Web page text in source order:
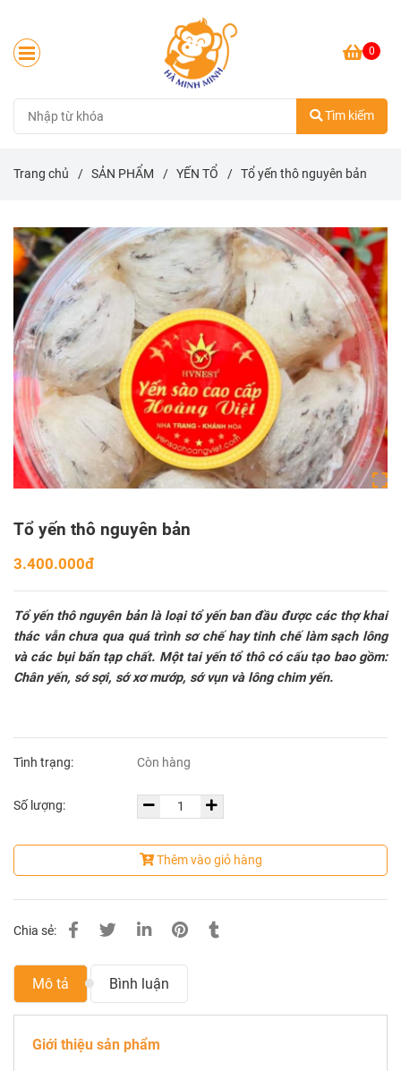
0
Tìm kiếm
Trang chủ / SẢN PHẨM / YẾN TỔ / Tổ yến thô nguyên bản
Tổ yến thô nguyên bản
3.400.000đ
Tổ yến thô nguyên bản là loại tổ yến ban đầu được các thợ khai
thác vẫn chưa qua quá trình sơ chế hay tinh chế làm sạch lông
và các bụi bẩn tạp chất. Một tai yến tổ thô có cấu tạo bao gồm:
Chân yến, sớ sợi, sớ xơ mướp, sớ vụn và lông chim yến.
Tình trạng: Còn hàng
Số lượng:
Thêm vào giỏ hàng
Chia sẻ:
Mô tả Bình luận
Giới thiệu sản phẩm